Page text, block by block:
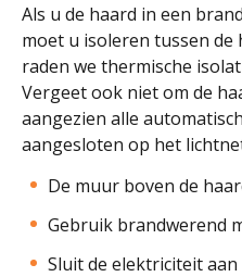
Als u de haard in een
moet u isoleren tussen
raden we thermische
Vergeet ook niet om de
aangezien alle
aangesloten op het
De muur boven de
Gebruik brandwerend
Sluit de elektriciteit aan